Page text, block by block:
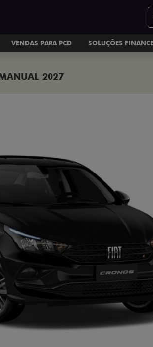
VENDAS PARA PCD SOLUÇÕES
2027